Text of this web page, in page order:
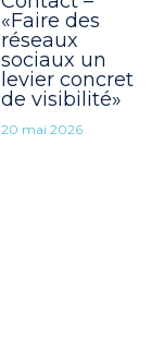
«Faire des
réseaux
sociaux un
levier concret
de visibilité»
20 mai 2026